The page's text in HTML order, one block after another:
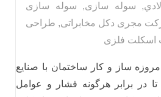
, سوله سازی, سوله سازی
مجری دکل مخابراتی, طراحی
اسکلت فلزی
ساز و کار ساختمان با صنایع
در برابر هرگونه فشار و عوامل